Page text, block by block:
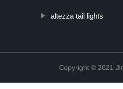
altezza tail lights
Copyright © 2021